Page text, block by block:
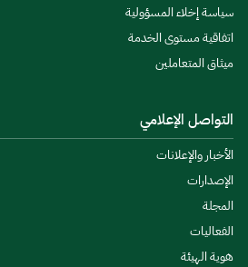
سياسة إخلاء المسؤولية
اتفاقية مستوى الخدمة
ميثاق المتعاملين
التواصل الإعلامي
الأخبار والإعلانات
الإصدارات
المجلة
الفعاليات
هوية الهيئة